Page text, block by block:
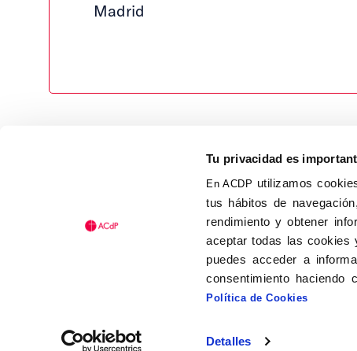
Tu privacidad es
En ACDP utilizamos
tus hábitos de
rendimiento y obtener
aceptar todas las cookies
puedes acceder a
consentimiento haciendo
Política de Cookies
Detalles
Madrid
Calle Isaac Peral, 58 C.P.:
Tel (+34) 91 456 63 27
Fax: (+34) 91 535 19 98
acdp@acdp.es